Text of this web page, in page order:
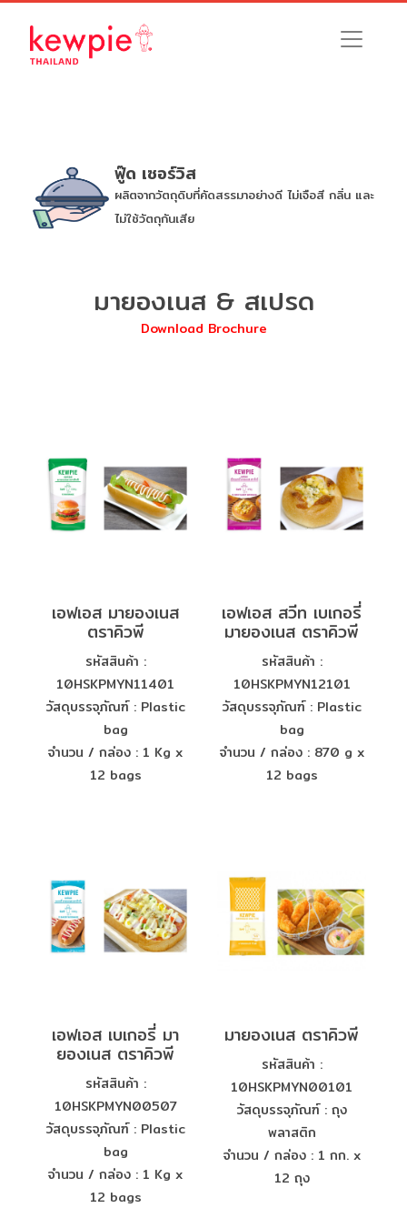
ฟู๊ด เซอร์วิส
ผลิตจากวัตถุดิบที่คัดสรรมาอย่างดี ไม่เจือสี กลิ่น และ
ไม่ใช้วัตถุกันเสีย
มายองเนส & สเปรด
Download Brochure
เอฟเอส มายองเนส
ตราคิวพี
รหัสสินค้า :
10HSKPMYN11401
วัสดุบรรจุภัณฑ์ : Plastic
bag
จำนวน / กล่อง : 1 Kg x
12 bags
เอฟเอส สวีท เบเกอรี่
มายองเนส ตราคิวพี
รหัสสินค้า :
10HSKPMYN12101
วัสดุบรรจุภัณฑ์ : Plastic
bag
จำนวน / กล่อง : 870 g x
12 bags
เอฟเอส เบเกอรี่ มา
ยองเนส ตราคิวพี
รหัสสินค้า :
10HSKPMYN00507
วัสดุบรรจุภัณฑ์ : Plastic
bag
จำนวน / กล่อง : 1 Kg x
12 bags
มายองเนส ตราคิวพี
รหัสสินค้า :
10HSKPMYN00101
วัสดุบรรจุภัณฑ์ : ถุง
พลาสติก
จำนวน / กล่อง : 1 กก. x
12 ถุง